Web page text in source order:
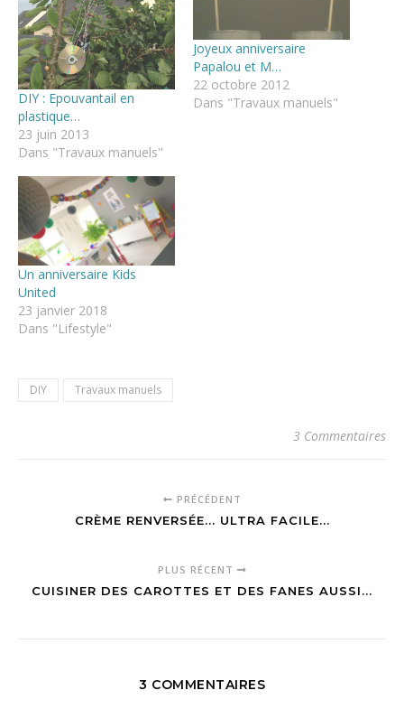
DIY : Epouvantail en
plastique…
23 juin 2013
Dans "Travaux manuels"
Joyeux anniversaire
Papalou et M…
22 octobre 2012
Dans "Travaux manuels"
Un anniversaire Kids
United
23 janvier 2018
Dans "Lifestyle"
DIY Travaux manuels
3 Commentaires
PRÉCÉDENT
CRÈME RENVERSÉE... ULTRA FACILE...
PLUS RÉCENT
CUISINER DES CAROTTES ET DES FANES AUSSI...
3 COMMENTAIRES